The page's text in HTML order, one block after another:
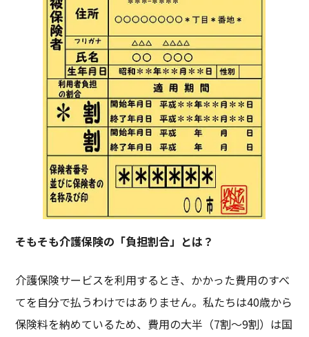
そもそも介護保険の「負担割合」とは？
介護保険サービスを利用するとき、かかった費用のすべ
てを自分で払うわけではありません。私たちは40歳から
保険料を納めているため、費用の大半（7割～9割）は国